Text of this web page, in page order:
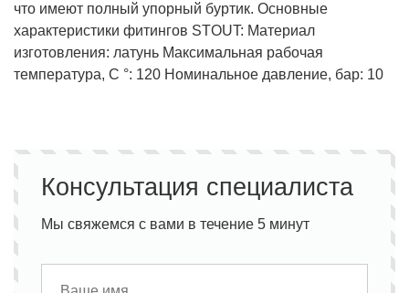
что имеют полный упорный буртик. Основные
характеристики фитингов STOUT: Материал
изготовления: латунь Максимальная рабочая
температура, С °: 120 Номинальное давление, бар: 10
Консультация специалиста
Мы свяжемся с вами в течение 5 минут